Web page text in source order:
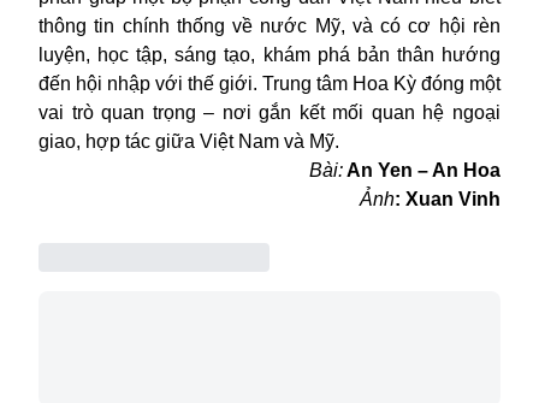
thông tin chính thống về nước Mỹ, và có cơ hội rèn
luyện, học tập, sáng tạo, khám phá bản thân hướng
đến hội nhập với thế giới. Trung tâm Hoa Kỳ đóng một
vai trò quan trọng – nơi gắn kết mối quan hệ ngoại
giao, hợp tác giữa Việt Nam và Mỹ.
Bài:An Yen – An Hoa
Ảnh: Xuan Vinh